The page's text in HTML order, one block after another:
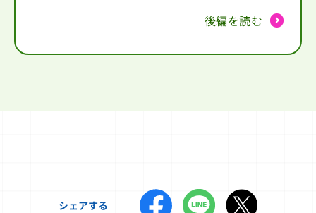
後編を読む
シェアする